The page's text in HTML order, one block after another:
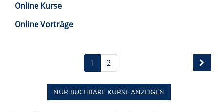
Online Kurse
Online Vorträge
1 2
NUR BUCHBARE KURSE ANZEIGEN